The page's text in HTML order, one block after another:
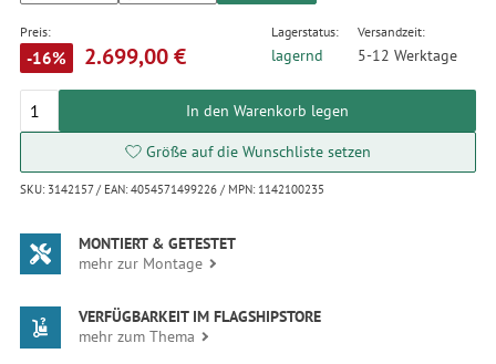
Preis:
-16% 2.699,00 €
Lagerstatus:
lagernd
Versandzeit:
5-12 Werktage
In den Warenkorb legen
Größe auf die Wunschliste setzen
SKU: 3142157 / EAN: 4054571499226 / MPN: 1142100235
MONTIERT & GETESTET
mehr zur Montage
VERFÜGBARKEIT IM FLAGSHIPSTORE
mehr zum Thema